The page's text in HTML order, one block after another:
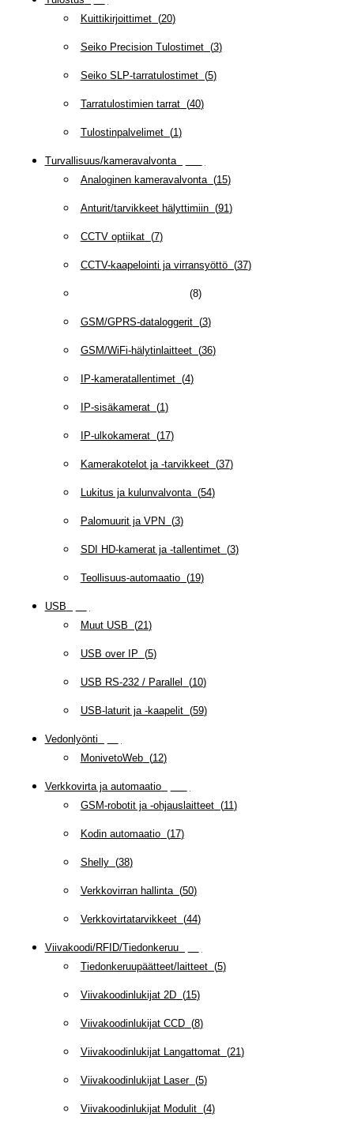
Kuittikirjoittimet(20)
Seiko Precision Tulostimet(3)
Seiko SLP-tarratulostimet(5)
Tarratulostimien tarrat(40)
Tulostinpalvelimet(1 )
Turvallisuus/kameravalvonta(
Analoginen kameravalvonta(15)
Anturit/tarvikkeet hälyttimiin(91 )
CCTV optiikat(7)
CCTV-kaapelointi ja virransyöttö(37)
(8)
GSM/GPRS-dataloggerit(3)
GSM/WiFi-hälytinlaitteet(36)
IP-kameratallentimet(4)
IP-sisäkamerat(1 )
IP-ulkokamerat(17)
Kamerakotelot ja -tarvikkeet(37)
Lukitus ja kulunvalvonta(54)
Palomuurit ja VPN (3)
SDI HD-kamerat ja -tallentimet(3)
Teollisuus-automaatio(19)
USB
Muut USB (21 )
USB over IP (5)
USB RS-232 / Parallel (10)
USB-laturit ja -kaapelit(59)
Vedonlyönti
MonivetoWeb(12)
Verkkovirta ja automaatio(
GSM-robotit ja -ohjauslaitteet(11 )
Kodin automaatio(17)
Shelly(38)
Verkkovirran hallinta(50)
Verkkovirtatarvikkeet(44)
Viivakoodi/RFID/Tiedonkeruu(
Tiedonkeruupäätteet/laitteet(5)
Viivakoodinlukijat 2D(15)
Viivakoodinlukijat CCD(8)
Viivakoodinlukijat Langattomat(21 )
Viivakoodinlukijat Laser(5)
Viivakoodinlukijat Modulit(4)